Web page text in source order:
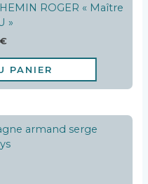
ROGER « Maître
»
€
PANIER